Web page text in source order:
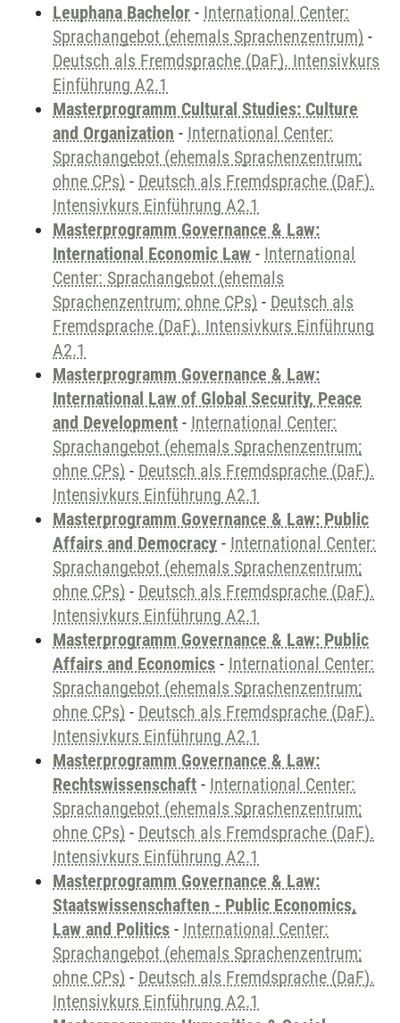
Leuphana Bachelor - International Center:
Sprachangebot (ehemals Sprachenzentrum) -
Deutsch als Fremdsprache (DaF). Intensivkurs
Einführung A2.1
Masterprogramm Cultural Studies: Culture
and Organization - International Center:
Sprachangebot (ehemals Sprachenzentrum;
ohne CPs) - Deutsch als Fremdsprache (DaF).
Intensivkurs Einführung A2.1
Masterprogramm Governance & Law:
International Economic Law - International
Center: Sprachangebot (ehemals
Sprachenzentrum; ohne CPs) - Deutsch als
Fremdsprache (DaF). Intensivkurs Einführung
A2.1
Masterprogramm Governance & Law:
International Law of Global Security, Peace
and Development - International Center:
Sprachangebot (ehemals Sprachenzentrum;
ohne CPs) - Deutsch als Fremdsprache (DaF).
Intensivkurs Einführung A2.1
Masterprogramm Governance & Law: Public
Affairs and Democracy - International Center:
Sprachangebot (ehemals Sprachenzentrum;
ohne CPs) - Deutsch als Fremdsprache (DaF).
Intensivkurs Einführung A2.1
Masterprogramm Governance & Law: Public
Affairs and Economics - International Center:
Sprachangebot (ehemals Sprachenzentrum;
ohne CPs) - Deutsch als Fremdsprache (DaF).
Intensivkurs Einführung A2.1
Masterprogramm Governance & Law:
Rechtswissenschaft - International Center:
Sprachangebot (ehemals Sprachenzentrum;
ohne CPs) - Deutsch als Fremdsprache (DaF).
Intensivkurs Einführung A2.1
Masterprogramm Governance & Law:
Staatswissenschaften - Public Economics,
Law and Politics - International Center:
Sprachangebot (ehemals Sprachenzentrum;
ohne CPs) - Deutsch als Fremdsprache (DaF).
Intensivkurs Einführung A2.1